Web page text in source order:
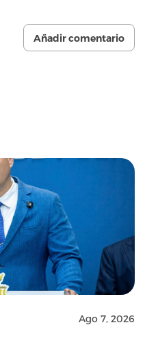
Añadir comentario
Ago 7, 2026